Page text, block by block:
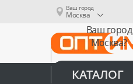
Ваш город
Москва
Ваш город
Москва?
Да
КАТАЛОГ